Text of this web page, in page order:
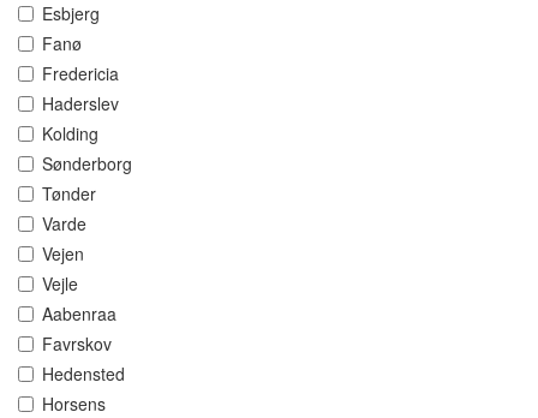
Esbjerg
Fanø
Fredericia
Haderslev
Kolding
Sønderborg
Tønder
Varde
Vejen
Vejle
Aabenraa
Favrskov
Hedensted
Horsens